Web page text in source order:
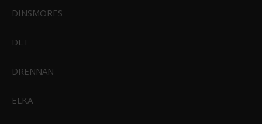
Sealskinz Harling Vandtæt Handske
DINSMORES
DLT
DRENNAN
ELKA